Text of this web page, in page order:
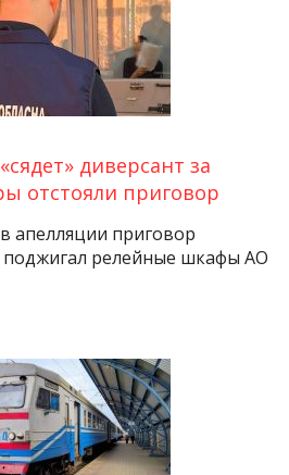
диверсант за
отстояли приговор
апелляции приговор
поджигал релейные шкафы АО